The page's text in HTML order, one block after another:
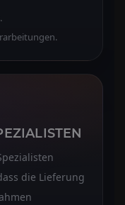
die Lieferung